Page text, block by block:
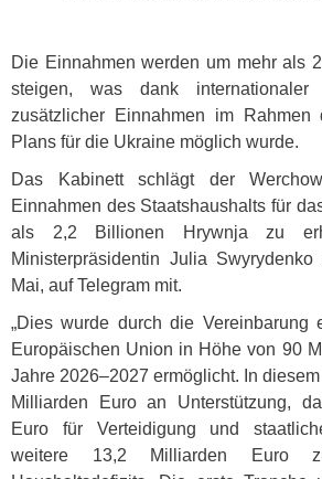
Die Einnahmen werden um mehr als
steigen, was dank internationaler
zusätzlicher Einnahmen im Rahmen
Plans für die Ukraine möglich wurde.
Das Kabinett schlägt der
Einnahmen des Staatshaushalts für
als 2,2 Billionen Hrywnja zu
Ministerpräsidentin Julia
Mai, auf Telegram mit.
„Dies wurde durch die Vereinbarung
Europäischen Union in Höhe von 90
Jahre 2026–2027 ermöglicht. In
Milliarden Euro an Unterstützung,
Euro für Verteidigung und
weitere 13,2 Milliarden Euro